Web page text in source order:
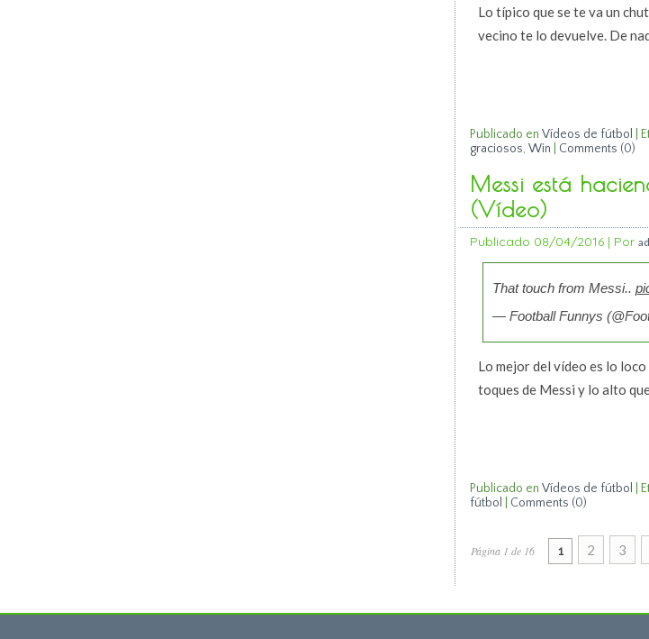
Lo típico que se te va un
vecino te lo devuelve. De
Publicado en Vídeos de fútbol
graciosos, Win Comments (0)
Messi está
(Vídeo)
Publicado 08/04/2016| Por
That touch from Messi..
— Football Funnys
Lo mejor del vídeo es lo
toques de Messi y lo alto
Publicado en Vídeos de fútbol
fútbol
Comments (0)
Página 1 de 16 1 2 3